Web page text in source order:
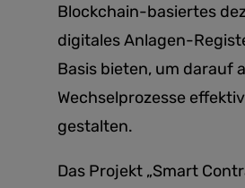
Blockchain-basiertes
digitales Anlagen-
Basis bieten, um darauf
Wechselprozesse
gestalten.
Das Projekt „Smart